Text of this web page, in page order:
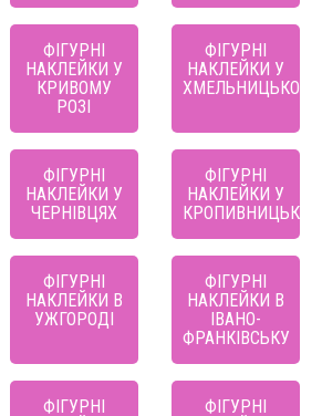
ФІГУРНІ
НАКЛЕЙКИ У
КРИВОМУ
РОЗІ
ФІГУРНІ
НАКЛЕЙКИ У
ХМЕЛЬНИЦЬКОМУ
ФІГУРНІ
НАКЛЕЙКИ У
ЧЕРНІВЦЯХ
ФІГУРНІ
НАКЛЕЙКИ У
ФІГУРНІ
НАКЛЕЙКИ В
УЖГОРОДІ
ФІГУРНІ
НАКЛЕЙКИ В
ІВАНО-
ФРАНКІВСЬКУ
ФІГУРНІ
ФІГУРНІ